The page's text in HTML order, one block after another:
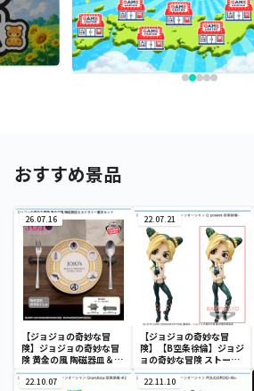
おすすめ景品
26.07.16
【ジョジョの奇妙な冒
険】ジョジョの奇妙な冒
険 黄金の風 陶磁器皿＆カ
トラリー置きセット
22.07.21
【ジョジョの奇妙な冒
険】【B空条徐倫】ジョジ
ョの奇妙な冒険 ストーン
オーシャン Q posket-空
条徐倫-
22.10.07 22.11.10